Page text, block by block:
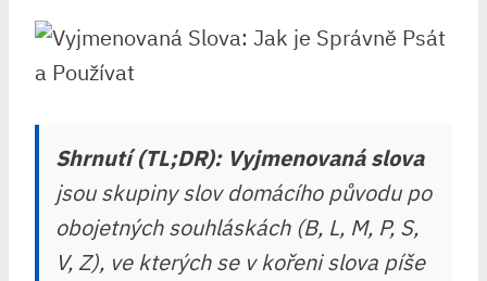
Shrnutí (TL;DR): Vyjmenovaná slova
jsou skupiny slov domácího původu po
obojetných souhláskách (B, L, M, P, S,
V, Z), ve kterých se v kořeni slova píše